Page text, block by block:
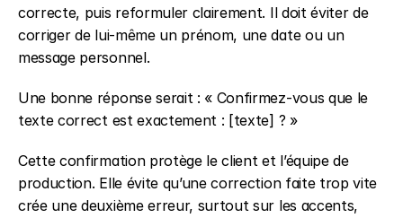
correcte, puis reformuler clairement. Il doit éviter de
corriger de lui-même un prénom, une date ou un
message personnel.
Une bonne réponse serait : « Confirmez-vous que le
texte correct est exactement : [texte] ? »
Cette confirmation protège le client et l’équipe de
production. Elle évite qu’une correction faite trop vite
crée une deuxième erreur, surtout sur les accents,